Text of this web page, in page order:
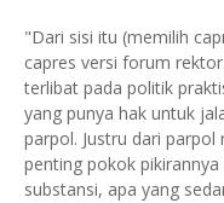
"Dari sisi itu (memilih
capres versi forum
terlibat pada politik
yang punya hak untuk
parpol. Justru dari
penting pokok
substansi, apa yang